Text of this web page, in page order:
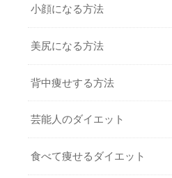
小顔になる方法
美尻になる方法
背中痩せする方法
芸能人のダイエット
食べて痩せるダイエット